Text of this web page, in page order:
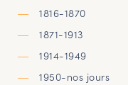
1816-1870
1871-1913
1914-1949
1950-nos jours